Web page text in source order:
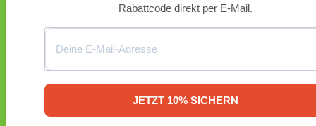
Rabattcode direkt per E-Mail.
JETZT 10% SICHERN
Angemeldet bleiben Anmelden
Registrieren
Erforderlich